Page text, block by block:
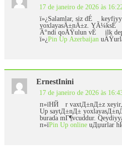
17 de janeiro de 2026 às
ï»¿Salamlar, siz dÉ™
yoxlayasÄ±nÄ±z.
Ä°ndi qoÅŸulun vÉ™ ilk
ï»¿Pin Up Azerbaijan
ErnestInini
17 de janeiro de 2026 às
п»їHЙ™r vaxtД±nД±z
Up saytД±nД±
burada mГ¶vcuddur.
п»їPin Up onlineuДџurlar